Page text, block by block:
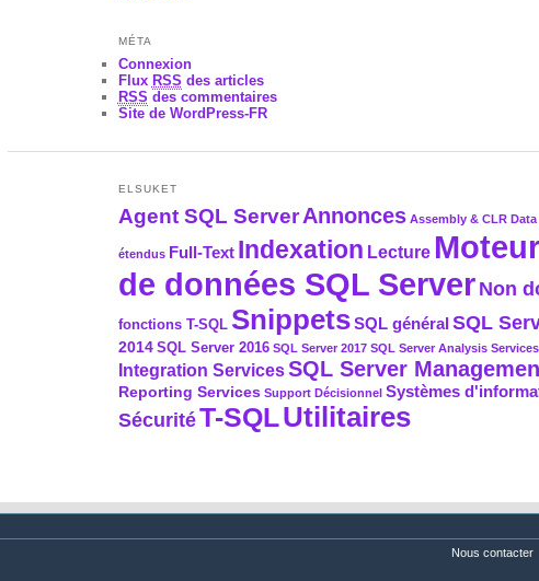
MÉTA
Connexion
Flux RSS des articles
RSS des commentaires
Site de WordPress-FR
ELSUKET
Agent SQL ServerAnnonces Assembly & CLR
étendus Full-Text Indexation Lecture
de données SQL Server Non
fonctions T-SQL SnippetsSQL généralSQL
2014 SQL Server 2016 SQL Server 2017 SQL Server Analysis Services
Integration ServicesSQL Server
Reporting Services Support Décisionnel Systèmes
SécuritéT-SQLUtilitaires
Nous contacter